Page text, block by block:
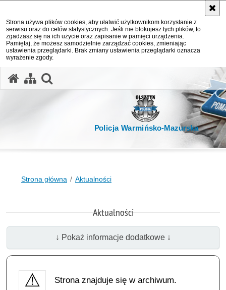
Strona używa plików cookies, aby ułatwić użytkownikom korzystanie z
serwisu oraz do celów statystycznych. Jeśli nie blokujesz tych plików, to
zgadzasz się na ich użycie oraz zapisanie w pamięci urządzenia.
Pamiętaj, że możesz samodzielnie zarządzać cookies, zmieniając
ustawienia przeglądarki. Brak zmiany ustawienia przeglądarki oznacza
wyrażenie zgody.
Policja Warmińsko-Mazurska
Strona główna Aktualności
Aktualności
↓ Pokaż informacje dodatkowe ↓
Strona znajduje się w archiwum.